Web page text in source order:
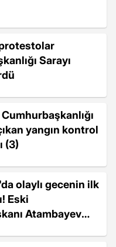
Sarayı
yangın kontrol
(3)
olaylı gecenin ilk
Eski
Atambayev